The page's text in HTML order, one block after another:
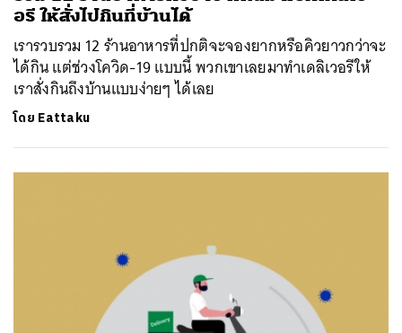
อรี ให้สั่งไปกินที่บ้านได้
เรารวบรวม 12 ร้านอาหารที่ปกติจะจองยากหรือคิวยาวกว่าจะ
ได้กิน แต่ช่วงโควิด-19 แบบนี้ พวกเขาเลยมาทำเดลิเวอรีให้
เราสั่งกินถึงบ้านแบบง่ายๆ ได้เลย
โดย Eattaku
SHARE TWEET LINE EMAIL